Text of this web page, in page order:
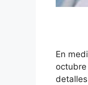
En